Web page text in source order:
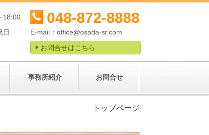
18:00
日
048-872-8888
E-mail： office@osada-sr.com
お問合せはこちら
事務所紹介 お問合せ
トップページ